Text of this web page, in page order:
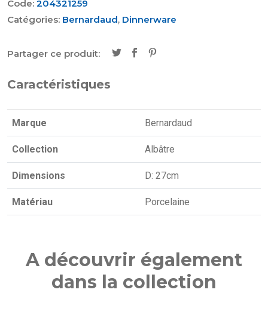
Code: 204321259
Catégories: Bernardaud, Dinnerware
Partager ce produit:
Caractéristiques
Marque Bernardaud
Collection Albâtre
Dimensions D: 27cm
Matériau Porcelaine
A découvrir également
dans la collection